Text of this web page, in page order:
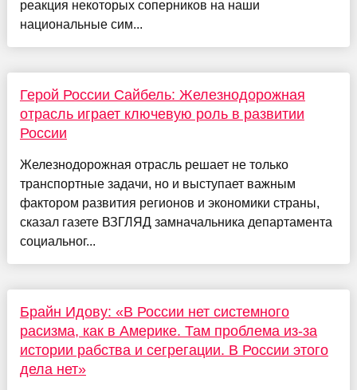
реакция некоторых соперников на наши
национальные сим...
Герой России Сайбель: Железнодорожная
отрасль играет ключевую роль в развитии
России
Железнодорожная отрасль решает не только
транспортные задачи, но и выступает важным
фактором развития регионов и экономики страны,
сказал газете ВЗГЛЯД замначальника департамента
социальног...
Брайн Идову: «В России нет системного
расизма, как в Америке. Там проблема из-за
истории рабства и сегрегации. В России этого
дела нет»